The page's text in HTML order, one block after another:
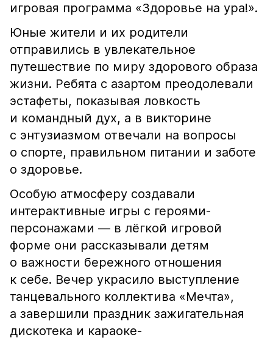
игровая программа «Здоровье на ура!».
Юные жители и их родители
отправились в увлекательное
путешествие по миру здорового образа
жизни. Ребята с азартом преодолевали
эстафеты, показывая ловкость
и командный дух, а в викторине
с энтузиазмом отвечали на вопросы
о спорте, правильном питании и заботе
о здоровье.
Особую атмосферу создавали
интерактивные игры с героями-
персонажами — в лёгкой игровой
форме они рассказывали детям
о важности бережного отношения
к себе. Вечер украсило выступление
танцевального коллектива «Мечта»,
а завершили праздник зажигательная
дискотека и караоке-